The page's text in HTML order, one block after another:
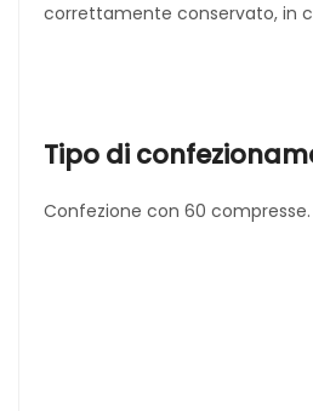
correttamente conservato, in
Tipo di
Confezione con 60 compresse.